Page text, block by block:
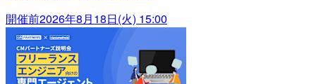
開催前2026年8月18日(火) 15:00